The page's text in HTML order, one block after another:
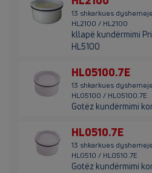
13 shkarkues
HL2100 / HL2100
kllapë kundërmimi
HL5100
HL05100.7E
13 shkarkues
HL05100 / HL05100.7E
Gotëz kundërmimi
HL0510.7E
13 shkarkues
HL0510 / HL0510.7E
Gotëz kundërmimi